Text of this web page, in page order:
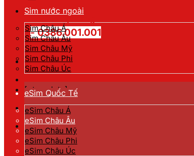
Hotline đặt hàng
- 0386.001.001
[gtranslate]
Sim nước ngoài
Sim Châu Á
Sim Châu Âu
Sim Châu Mỹ
Sim Châu Phi
Sim Châu Úc
eSim Quốc Tế
eSim Châu Á
eSim Châu Âu
eSim Châu Mỹ
eSim Châu Phi
eSim Châu Úc